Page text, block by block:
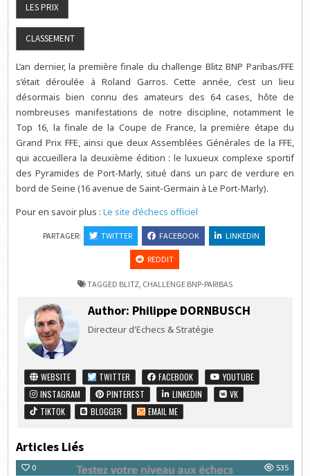
L’an dernier, la première finale du challenge Blitz BNP Paribas/FFE
s’était déroulée à Roland Garros. Cette année, c’est un lieu
désormais bien connu des amateurs des 64 cases, hôte de
nombreuses manifestations de notre discipline, notamment le
Top 16, la finale de la Coupe de France, la première étape du
Grand Prix FFE, ainsi que deux Assemblées Générales de la FFE,
qui accueillera la deuxième édition : le luxueux complexe sportif
des Pyramides de Port-Marly, situé dans un parc de verdure en
bord de Seine (16 avenue de Saint-Germain à Le Port-Marly).
Pour en savoir plus :Le site d’échecs officiel
PARTAGER: TWITTER FACEBOOK LINKEDIN
REDDIT
TAGGED BLITZ CHALLENGE BNP-PARIBAS
Author: Philippe DORNBUSCH
Directeur d'Echecs & Stratégie
WEBSITE TWITTER FACEBOOK
YOUTUBE
INSTAGRAM
PINTEREST LINKEDIN
VK
TIKTOK
BLOGGER EMAIL ME
Articles Liés
0 535